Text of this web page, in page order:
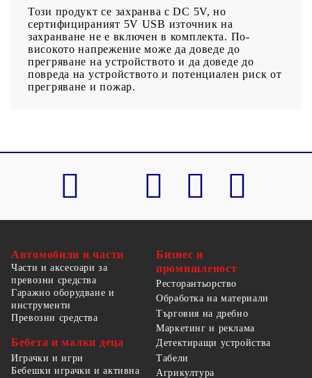
Този продукт се захранва с DC 5V, но
сертифицираният 5V USB източник на
захранване не е включен в комплекта. По-
високото напрежение може да доведе до
прегряване на устройството и да доведе до
повреда на устройството и потенциален риск от
прегряване и пожар.
Автомобили и части
Части и аксесоари за
превозни средства
Гаражно оборудване и
инструменти
Превозни средства
Бебета и малки деца
Играчки и игри
Бебешки играчки и активна
Бизнес и
промишленост
Ресторантьорство
Обработка на материали
Търговия на дребно
Маркетинг и реклама
Детектиращи устройства
Табели
Агрикултура